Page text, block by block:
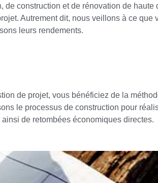
construction et de rénovation de haute
Autrement dit, nous veillons à ce que
leurs rendements.
de projet, vous bénéficiez de la
le processus de construction pour
de retombées économiques directes.